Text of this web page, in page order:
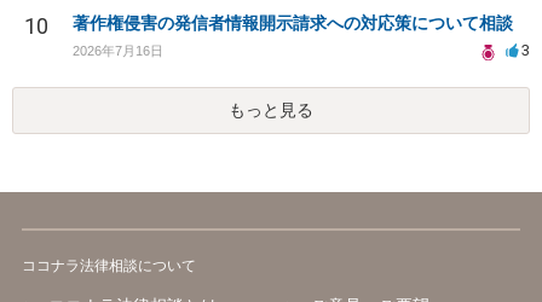
10 著作権侵害の発信者情報開示請求への対応策について相談
2026年7月16日 3
もっと見る
ココナラ法律相談について